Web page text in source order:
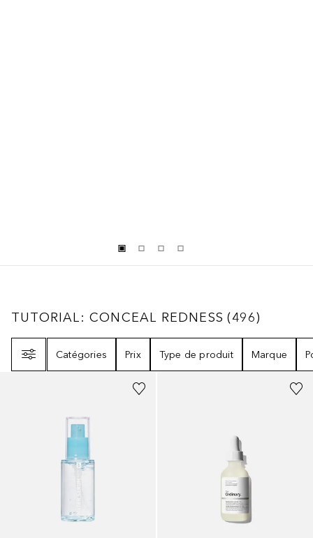
TUTORIAL: CONCEAL REDNESS496
TUTORIAL: CONCEAL REDNESS (496)
Catégories
Prix Type de produit Marque